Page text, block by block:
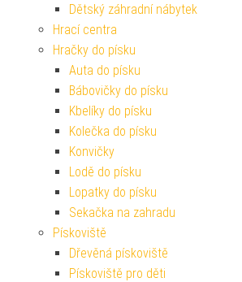
Dětský záhradní nábytek
Hrací centra
Hračky do písku
Auta do písku
Bábovičky do písku
Kbelíky do písku
Kolečka do písku
Konvičky
Lodě do písku
Lopatky do písku
Sekačka na zahradu
Pískoviště
Dřevěná pískoviště
Pískoviště pro děti